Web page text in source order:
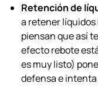
Retención de
a retener líquidos
piensan que así
efecto rebote
es muy listo)
defensa e intenta